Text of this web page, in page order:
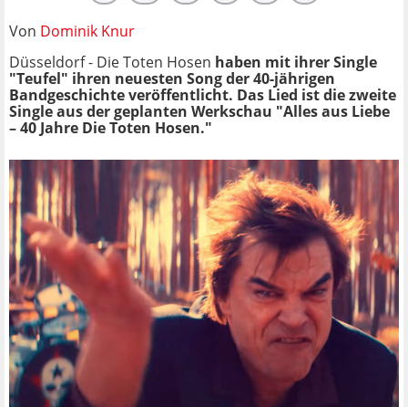
Von Dominik Knur
Düsseldorf - Die Toten Hosen haben mit ihrer Single
"Teufel" ihren neuesten Song der 40-jährigen
Bandgeschichte veröffentlicht. Das Lied ist die zweite
Single aus der geplanten Werkschau "Alles aus Liebe
– 40 Jahre Die Toten Hosen."